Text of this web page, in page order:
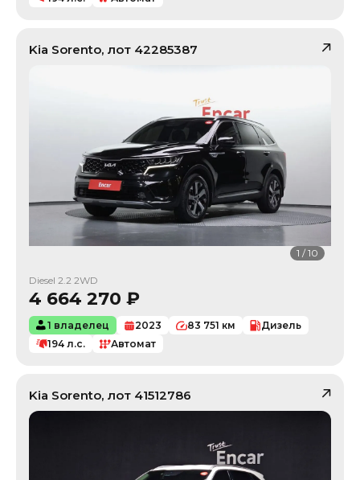
Kia Sorento, лот 42285387
1 /10
Diesel 2.2 2WD
4 664 270 ₽
1 владелец 2023 83 751 км
Дизель
194 л.с. Автомат
Kia Sorento, лот 41512786